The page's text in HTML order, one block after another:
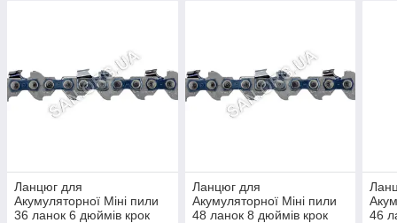
Ланцюг для
Акумуляторної Міні пили
36 ланок 6 дюймів крок
Ланцюг для
Акумуляторної Міні пили
48 ланок 8 дюймів крок
46